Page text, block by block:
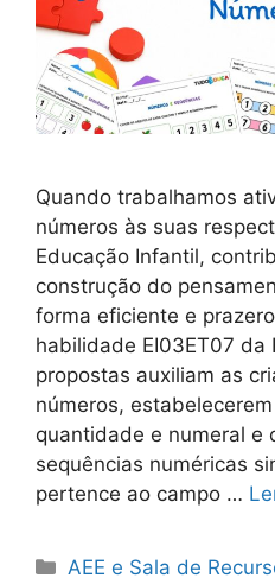
Quando trabalhamos
números às suas
Educação Infantil,
construção do
forma eficiente e
habilidade EI03ET07 da
propostas auxiliam as
números,
quantidade e numeral e
sequências numéricas
pertence ao campo …
Categorias
AEE e Sala de